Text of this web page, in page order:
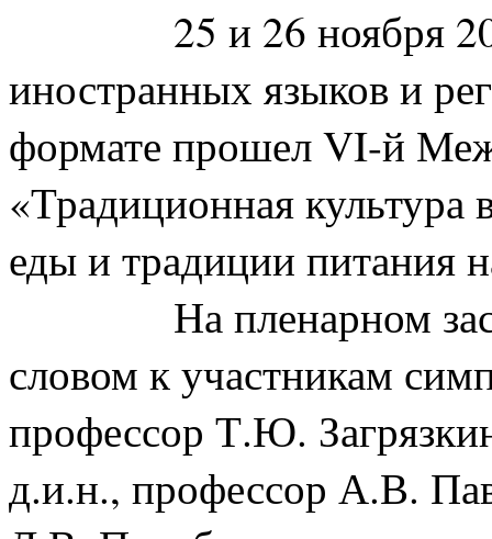
25 и 26 ноября
иностранных языков и
формате прошелVI-й
«Традиционная
еды и традиции питания
На пленарном
словом к участникам
профессор Т.Ю.
д.и.н., профессор А.В.